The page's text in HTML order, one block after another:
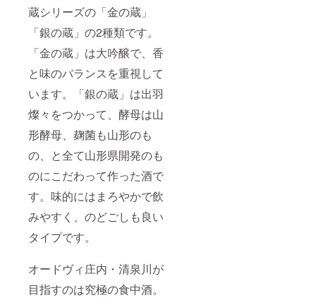
蔵シリーズの「金の蔵」
「銀の蔵」の2種類です。
「金の蔵」は大吟醸で、香
と味のバランスを重視して
います。「銀の蔵」は出羽
燦々をつかって、酵母は山
形酵母、麹菌も山形のも
の、と全て山形県開発のも
のにこだわって作った酒で
す。味的にはまろやかで飲
みやすく、のどごしも良い
タイプです。
オードヴィ庄内・清泉川が
目指すのは究極の食中酒。